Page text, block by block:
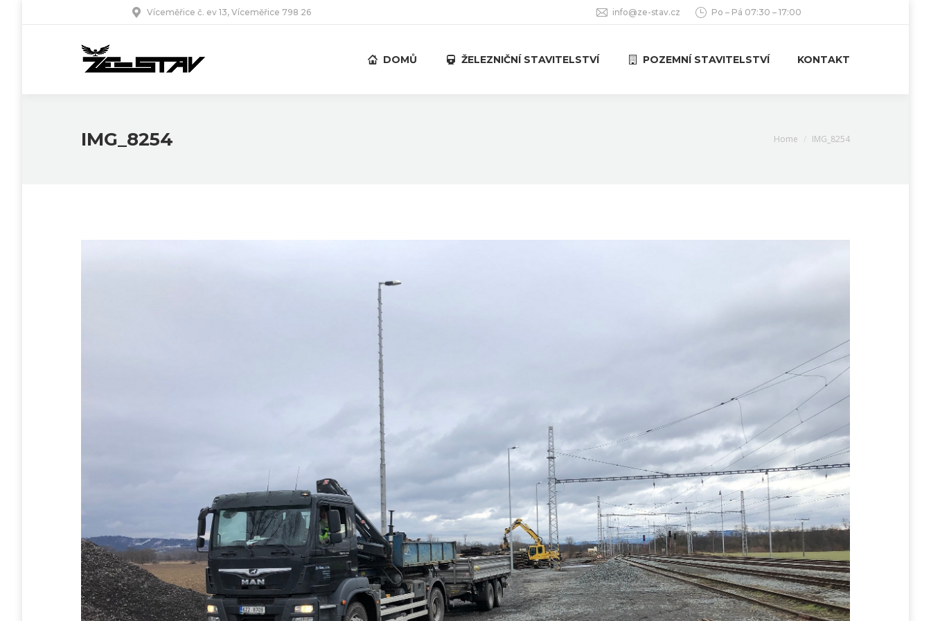
Víceměřice č. ev 13, Víceměřice 798 26 info@ze-stav.cz Po – Pá 07:30 – 17:00
DOMŮ ŽELEZNIČNÍ STAVITELSTVÍ POZEMNÍ STAVITELSTVÍ KONTAKT
IMG_8254 You are here:
Home IMG_8254